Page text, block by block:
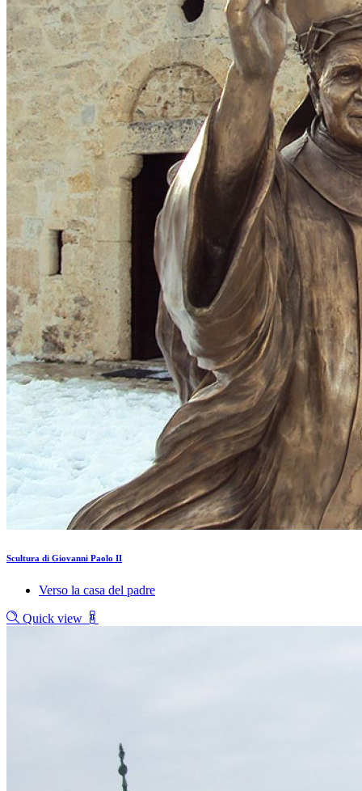
Scultura di Giovanni Paolo II
Verso la casa del padre
Quick view